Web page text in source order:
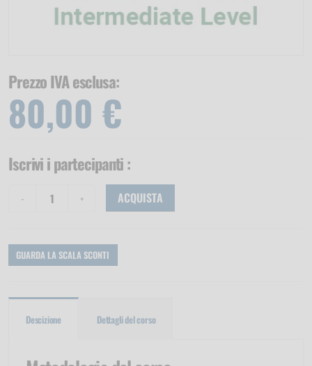
Prezzo IVA esclusa:
80,00 €
Iscrivi i partecipanti:
ACQUISTA
GUARDA LA SCALA SCONTI
Descizione Dettagli del corso